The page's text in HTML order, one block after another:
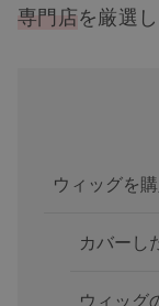
専門店を厳選
ウィッグを
カバーし
ウィッグ